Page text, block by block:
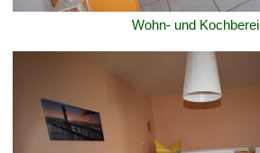
Wohn- und